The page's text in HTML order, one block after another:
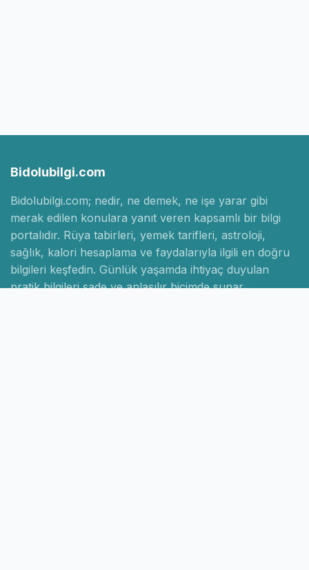
Bidolubilgi.com
Bidolubilgi.com; nedir, ne demek, ne işe yarar gibi
merak edilen konulara yanıt veren kapsamlı bir bilgi
portalıdır. Rüya tabirleri, yemek tarifleri, astroloji,
sağlık, kalori hesaplama ve faydalarıyla ilgili en doğru
bilgileri keşfedin. Günlük yaşamda ihtiyaç duyulan
pratik bilgileri sade ve anlaşılır biçimde sunar.